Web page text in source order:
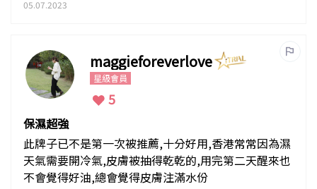
05.07.2023
maggieforeverlove
星級會員
5
保濕超強
此牌子已不是第一次被推薦,十分好用,香港常常因為濕
天氣需要開冷氣,皮膚被抽得乾乾的,用完第二天醒來也
不會覺得好油,總會覺得皮膚注滿水份